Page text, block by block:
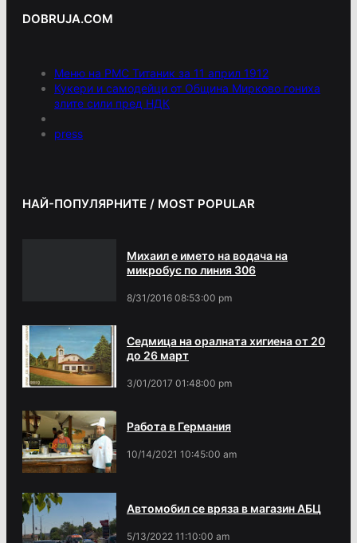
DOBRUJA.COM
Меню на РМС Титаник за 11 април 1912
Кукери и самодейци от Община Мирково гониха
злите сили пред НДК
press
НАЙ-ПОПУЛЯРНИТЕ / MOST POPULAR
Михаил е името на водача на
микробус по линия 306
8/31/2016 08:53:00 pm
Седмица на оралната хигиена от 20
до 26 март
3/01/2017 01:48:00 pm
Работа в Германия
10/14/2021 10:45:00 am
Автомобил се вряза в магазин АБЦ
5/13/2022 11:10:00 am